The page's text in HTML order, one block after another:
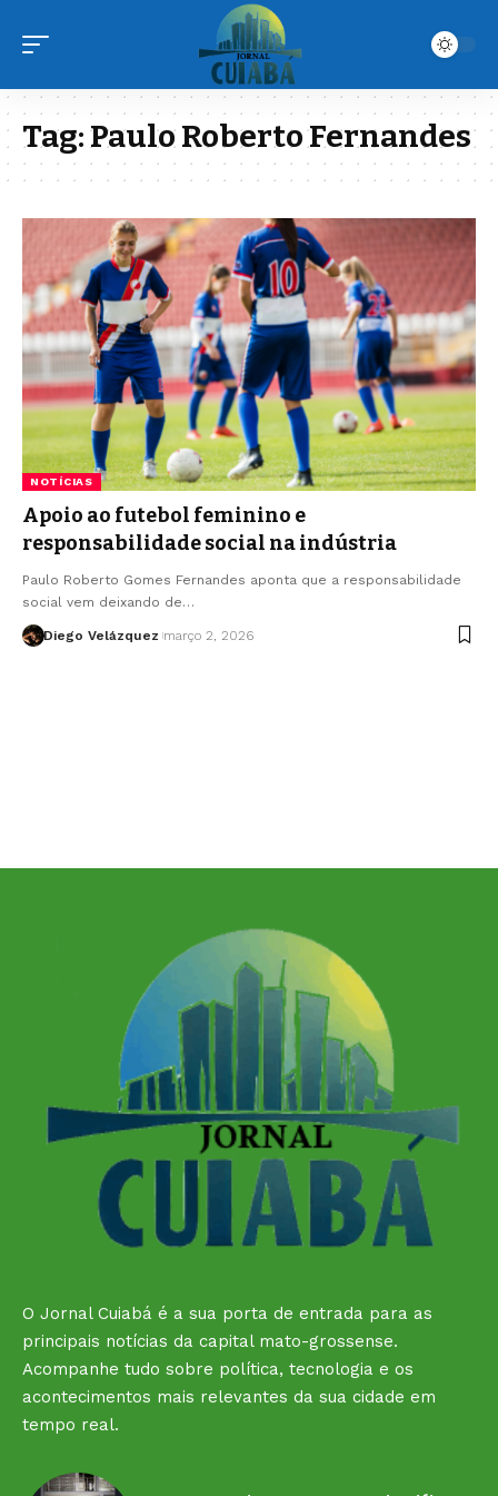
Tag:Paulo Roberto Fernandes
NOTÍCIAS
Apoio ao futebol feminino e
responsabilidade social na indústria
Paulo Roberto Gomes Fernandes aponta que a responsabilidade
social vem deixando de…
Diego Velázquez março 2, 2026
O Jornal Cuiabá é a sua porta de entrada para as
principais notícias da capital mato-grossense.
Acompanhe tudo sobre política, tecnologia e os
acontecimentos mais relevantes da sua cidade em
tempo real.